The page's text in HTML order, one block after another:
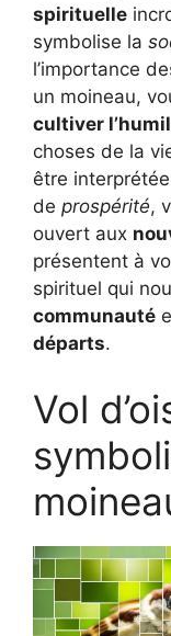
spirituelle
symbolise la
l’importance
un moineau,
cultiver
choses de la
être
de prospérité,
ouvert aux
présentent à
spirituel qui
communauté
départs.
Vol